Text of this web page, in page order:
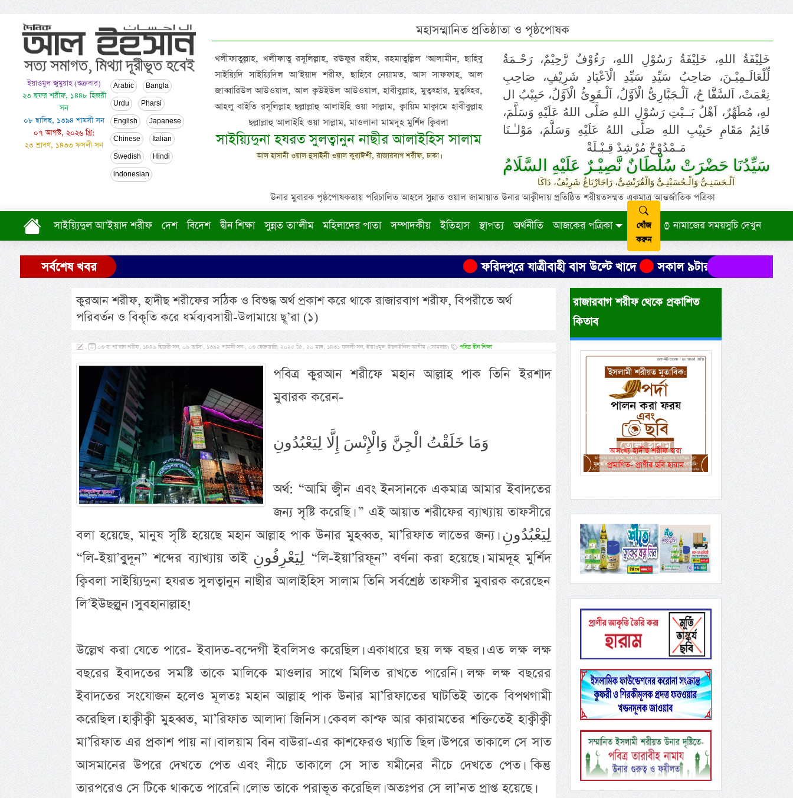
ইয়াওমুল জুমুয়াহ (শুক্রবার)
২৩ ছফর শরীফ, ১৪৪৮ হিজরী
সন
০৮ ছালিছ, ১৩৯৪ শামসী সন
০৭ আগস্ট, ২০২৬ খ্রি:
২৩ শ্রাবণ, ১৪৩৩ ফসলী সন
Arabic Bangla
Urdu Pharsi
English Japanese
Chinese Italian
Swedish Hindi
indonesian
মহাসম্মানিত প্রতিষ্ঠাতা ও পৃষ্ঠপোষক
খলীফাতুল্লাহ, খলীফাতু রসূলিল্লাহ, রঊফুর রহীম, রহমাতুল্লিল ‘আলামীন, ছাহিবু
সাইয়্যিদি সাইয়্যিদিল আ’ইয়াদ শরীফ, ছাহিবে নেয়ামত, আস সাফফাহ, আল
জাব্বারিউল আউওয়াল, আল ক্বউইউল আউওয়াল, হাবীবুল্লাহ, মুত্বহ্হার, মুত্বহ্হির,
আহলু বাইতি রসূলিল্লাহ ছল্লাল্লাহু আলাইহি ওয়া সাল্লাম, ক্বায়িম মাক্বামে হাবীবুল্লাহ
ছল্লাল্লাহু আলাইহি ওয়া সাল্লাম, মাওলানা মামদূহ মুর্শিদ ক্বিবলা
সাইয়্যিদুনা হযরত সুলত্বানুন নাছীর আলাইহিস সালাম
আল হাসানী ওয়াল হুসাইনী ওয়াল কুরাঈশী, রাজারবাগ শরীফ, ঢাকা।
خَلِيْفَةُ اللهِ، خَلِيْفَةُ رَسُوْلِ اللهِ، رَءُوْفٌ رَّحِيْمٌ، رَحْـمَةٌ
لِّلْعَالَـمِيْـنَ، صَاحِبُ سَيِّدِ سَيِّدِ الْاَعْيَادِ شَرِيْفٍ، صَاحِبِ
نِعْمَتْ، اَلسَّفَّا حُ، اَلْـجَبَّارِىُّ الْاَوَّلُ، اَلْـقَوِىُّ الْاَوَّلُ، حَبِيْبُ ال
لهِ، مُطَهِّرٌ، اَهْلُ بَــيْتِ رَسُوْلِ اللهِ صَلَّى اللهُ عَلَيْهِ وَسَلَّمَ،
قَائِمُ مَقَامِ حَبِيْبِ اللهِ صَلَّى اللهُ عَلَيْهِ وَسَلَّمَ، مَوْلـٰـنَا
مَـمْدُوْحْ مُرْشِدْ قِـبْـلَةْ
سَيِّدُنَا حَضْرَتْ سُلْطَانٌ نَّصِيْـرٌ عَلَيْهِ السَّلَامُ
اَلْـحَسَنِـىُّ وَالْـحُسَيْنِـىُّ وَالْقُرَيْشِىُّ، رَاجَارْبَاغُ شَرِيْفٌ، دَاكَا
উনার মুবারক পৃষ্ঠপোষকতায় পরিচালিত আহলে সুন্নাত ওয়াল জামায়াত উনার আক্বীদায় প্রতিষ্ঠিত শরীয়তসম্মত একমাত্র আন্তর্জাতিক পত্রিকা
সাইয়্যিদুল আ’ইয়াদ শরীফ দেশ বিদেশ দ্বীন শিক্ষা সুন্নত তা’লীম মহিলাদের পাতা সম্পাদকীয় ইতিহাস স্থাপত্য অর্থনীতি আজকের পত্রিকা
খোঁজ
করুন
নামাজের সময়সুচি দেখুন
সর্বশেষ খবর ফরিদপুরে যাত্রীবাহী বাস উল্টে খাদে সকাল ৯টার মধ্যে যেসব জেলায় ৬০ কিমি
কুরআন শরীফ, হাদীছ শরীফের সঠিক ও বিশুদ্ধ অর্থ প্রকাশ করে থাকে রাজারবাগ শরীফ, বিপরীতে অর্থ
পরিবর্তন ও বিকৃতি করে ধর্মব্যবসায়ী-উলামায়ে ছূ’রা (১)
, ০৩ রা শা’বান শরীফ, ১৪৪৬ হিজরী সন, ০৬ তাসি’, ১৩৯২ শামসী সন , ০৩ ফেব্রুয়ারি, ২০২৫ খ্রি:, ২০ মাঘ, ১৪৩১ ফসলী সন, ইয়াওমুল ইছনাইনিল আযীম (সোমবার) পবিত্র দ্বীন শিক্ষা
পবিত্র কুরআন শরীফে মহান আল্লাহ পাক তিনি ইরশাদ
মুবারক করেন-
وَمَا خَلَقْتُ الْجِنَّ وَالْإِنْسَ إِلَّا لِيَعْبُدُونِ
অর্থ: “আমি জ্বীন এবং ইনসানকে একমাত্র আমার ইবাদতের
জন্য সৃষ্টি করেছি। ” এই আয়াত শরীফের ব্যাখ্যায় তাফসীরে
বলা হয়েছে, মানুষ সৃষ্টি হয়েছে মহান আল্লাহ পাক উনার মুহব্বত, মা’রিফাত লাভের জন্য। لِيَعْبُدُونِ
“লি-ইয়া’বুুদূন” শব্দের ব্যাখ্যায় তাই لِيَعْرِفُونِ “লি-ইয়া’রিফূন” বর্ণনা করা হয়েছে। মামদূহ মুর্শিদ
ক্বিবলা সাইয়্যিদুনা হযরত সুলত্বানুন নাছীর আলাইহিস সালাম তিনি সর্বশ্রেষ্ঠ তাফসীর মুবারক করেছেন
লি’ইউছল্লুন। সুবহানাল্লাহ!
উল্লেখ করা যেতে পারে- ইবাদত-বন্দেগী ইবলিসও করেছিল। একাধারে ছয় লক্ষ বছর। এত লক্ষ লক্ষ
বছরের ইবাদতের সমষ্টি তাকে মালিকে মাওলার সাথে মিলিত রাখতে পারেনি। লক্ষ লক্ষ বছরের
ইবাদতের সংযোজন হলেও মূলতঃ মহান আল্লাহ পাক উনার মা’রিফাতের ঘাটতিই তাকে বিপথগামী
করেছিল। হাক্বীক্বী মুহব্বত, মা’রিফাত আলাদা জিনিস। কেবল কাশ্ফ আর কারামতের শক্তিতেই হাক্বীক্বী
মা’রিফাত এর প্রকাশ পায় না। বালয়াম বিন বাউরা-এর কাশফেরও খ্যাতি ছিল। উপরে তাকালে সে সাত
আসমানের উপরে দেখতে পেত এবং নীচে তাকালে সে সাত যমীনের নীচে দেখতে পেত। কিন্তু
তারপরেও সে টিকে থাকতে পারেনি। লোভ তাকে পরাভূত করেছিল। অতঃপর সে লা’নত প্রাপ্ত হয়েছে।
রাজারবাগ শরীফ থেকে প্রকাশিত
কিতাব
একই রানওয়েতে সামরিক-
বেসামরিক ফ্লাইট!